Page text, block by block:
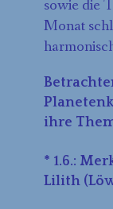
sowie die
Monat
ihre
* 1.6.:
Lilith